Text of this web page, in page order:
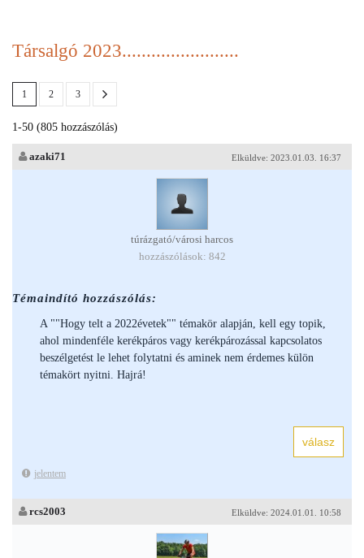
Társalgó 2023........................
1 2 3
1-50 (805 hozzászólás)
Elküldve: 2023.01.03. 16:37
azaki71
túrázgató/városi harcos
hozzászólások: 842
Témaindító hozzászólás:
A ""Hogy telt a 2022évetek"" témakör alapján, kell egy topik,
ahol mindenféle kerékpáros vagy kerékpározással kapcsolatos
beszélgetést le lehet folytatni és aminek nem érdemes külön
témakört nyitni. Hajrá!
jelentem
Elküldve: 2024.01.01. 10:58
rcs2003